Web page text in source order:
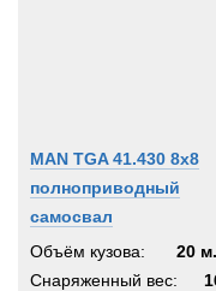
MAN TGA 41.430 8x8
полноприводный
самосвал
Объём кузова:
20
Снаряженный вес: